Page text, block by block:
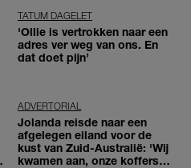
TATUM DAGELET
'Ollie is vertrokken naar een
adres ver weg van ons. En
dat doet pijn’
ADVERTORIAL
Jolanda reisde naar een
afgelegen eiland voor de
kust van Zuid-Australië: 'Wij
kwamen aan, onze koffers